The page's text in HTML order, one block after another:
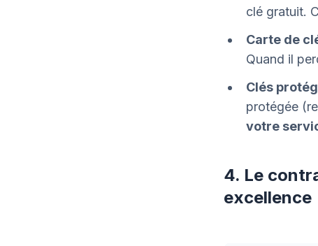
clé gratuit.
Carte de
Quand il
Clés
protégée
votre
4. Le
excellence